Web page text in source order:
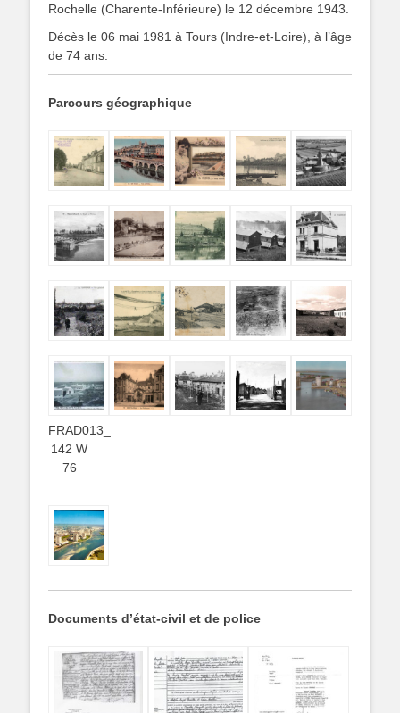
Rochelle (Charente-Inférieure) le 12 décembre 1943.
Décès le 06 mai 1981 à Tours (Indre-et-Loire), à l’âge
de 74 ans.
Parcours géographique
FRAD013_
142 W
76
Documents d’état-civil et de police